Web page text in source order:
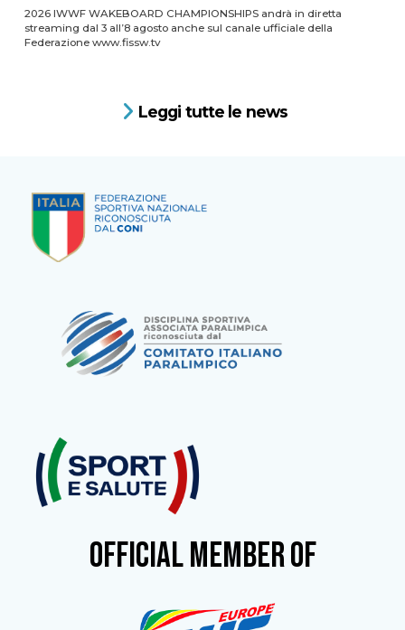
2026 IWWF WAKEBOARD CHAMPIONSHIPS andrà in diretta
streaming dal 3 all’8 agosto anche sul canale ufficiale della
Federazione www.fissw.tv
Leggi tutte le news
OFFICIAL MEMBER OF